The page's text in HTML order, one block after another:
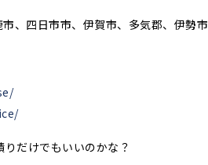
、四日市市、伊賀市、多気郡、伊勢市
だけでもいいのかな？